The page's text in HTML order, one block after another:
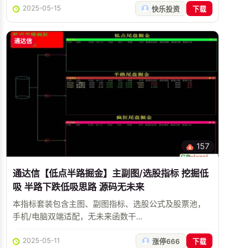
2025-05-15 快乐投资 下载
通达信
157
通达信【低点半路掘金】主副图/选股指标 挖掘低
吸 半路下跌低吸思路 源码无未来
本指标套装包含主图、副图指标、选股公式及股票池，
手机/电脑双端适配，无未来函数干...
2025-05-11 涨停666 下载